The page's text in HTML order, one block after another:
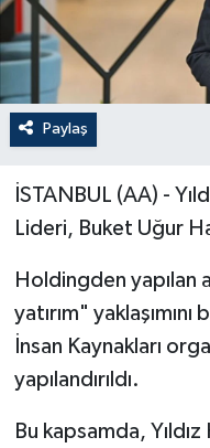
Paylaş
İSTANBUL (AA) -
Lideri, Buket Uğur
Holdingden yapılan
yatırım"
İnsan Kaynakları
yapılandırıldı.
Bu kapsamda,